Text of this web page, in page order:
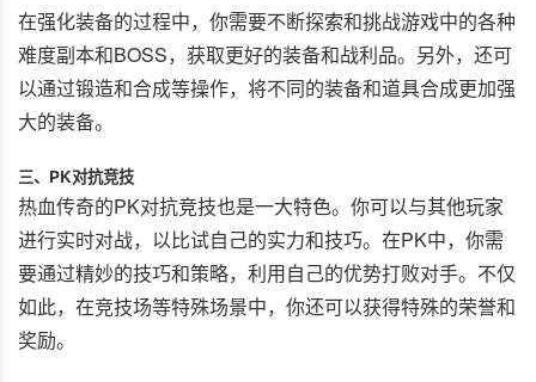
在强化装备的过程中，你需要不断探索和挑战游戏中的各种
难度副本和BOSS，获取更好的装备和战利品。另外，还可
以通过锻造和合成等操作，将不同的装备和道具合成更加强
大的装备。
三、PK对抗竞技
热血传奇的PK对抗竞技也是一大特色。你可以与其他玩家
进行实时对战，以比试自己的实力和技巧。在PK中，你需
要通过精妙的技巧和策略，利用自己的优势打败对手。不仅
如此，在竞技场等特殊场景中，你还可以获得特殊的荣誉和
奖励。